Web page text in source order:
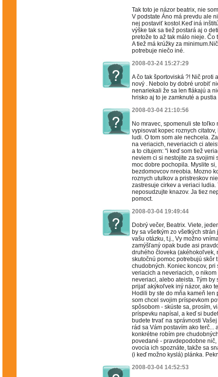
Tak toto je názor beatrix, nie
V podstate Áno má prevdu ale
nej postaviť kostol.Keď iná
výške tak sa tiež postará aj o
pretože to až tak málo nieje. Čo
A tiež má krúžky za
potrebuje niečo iné.
2008-03-24 15:27:29
A čo tak športoviská ?! Nič proti
nový . Nebolo by dobré urobiť
nenariekali že sa len flákajú a
hrisko aj to je zamknuté a
2008-03-04 21:10:56
No mravec, spomenuli ste
vypisovat kopec roznych
ludi. O tom som ale nechcela.
na veriacich, neveriacich ci
a to citujem: "i keď som tiež
neviem ci si nestojite za svojimi
moc dobre pochopila. Myslite
bezdomovcov nreobia. Mozno
roznych utulkov a pristreskov
zastresuje cirkev a veriaci ludia.
neposudzujte knazov. Ja tiez
pomoct.
2008-03-04 19:49:44
Dobrý večer, Beatrix. Viete,
by sa všetkým zo všetkých
vašu otázku, t.j., Vy možno
zamýšľaný opak bude asi
druhého človeka (akéhokoľvek,
skutočnú pomoc potrebujú skôr
chudobných. Koniec koncov,
veriacich a neveriacich, o
neveriaci, alebo ateista. Tým
prijať akýkoľvek iný názor, ako
Hodili by ste do mňa kameň
som chcel svojim príspevkom
spôsobom - skúste sa, prosím,
príspevku napísal, a keď si
budete trvať na správnosti
rád sa Vám postavím ako terč...
konkrétne robím pre
povedané - pravdepodobne
ovocia ich spoznáte, takže sa
(i keď možno kyslá) plánka.
2008-03-04 14:52:53